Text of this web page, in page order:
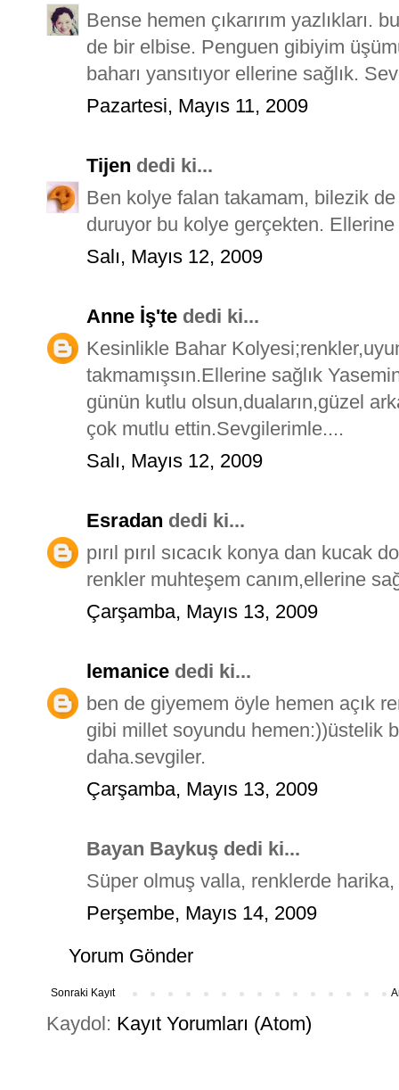
Bense hemen çıkarırım yazlıkları.
de bir elbise. Penguen gibiyim
baharı yansıtıyor ellerine sağlık.
Pazartesi, Mayıs 11, 2009
Tijen dedi ki...
Ben kolye falan takamam, bilezik
duruyor bu kolye gerçekten. Ellerine
Salı, Mayıs 12, 2009
Anne İş'te dedi ki...
Kesinlikle Bahar
takmamışsın.Ellerine sağlık
günün kutlu olsun,duaların,güzel
çok mutlu ettin.Sevgilerimle....
Salı, Mayıs 12, 2009
Esradan dedi ki...
pırıl pırıl sıcacık konya dan kucak
renkler muhteşem canım,ellerine
Çarşamba, Mayıs 13, 2009
lemanice dedi ki...
ben de giyemem öyle hemen açık
gibi millet soyundu hemen:))üstelik
daha.sevgiler.
Çarşamba, Mayıs 13, 2009
Bayan Baykuş dedi ki...
Süper olmuş valla, renklerde harika,
Perşembe, Mayıs 14, 2009
Yorum Gönder
Sonraki Kayıt
Kaydol: Kayıt Yorumları (Atom)